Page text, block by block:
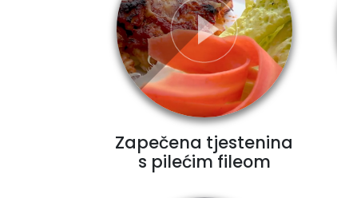
Zapečena tjestenina
s pilećim fileom